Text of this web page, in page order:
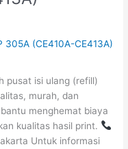
305A (CE410A-CE413A)
pusat isi ulang (refill)
murah, dan
menghemat biaya
kualitas hasil print.
Untuk informasi